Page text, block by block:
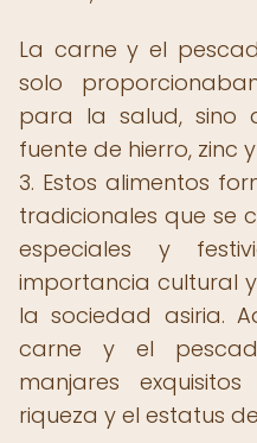
La carne y el
solo
para la salud, sino
fuente de hierro, zinc
3. Estos alimentos
tradicionales que se
especiales y
importancia cultural
la sociedad asiria.
carne y el
manjares
riqueza y el estatus